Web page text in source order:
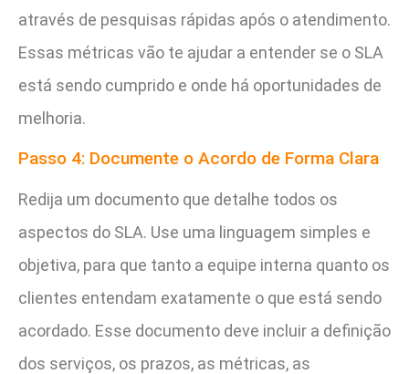
através de pesquisas rápidas após o atendimento.
Essas métricas vão te ajudar a entender se o SLA
está sendo cumprido e onde há oportunidades de
melhoria.
Passo 4: Documente o Acordo de Forma Clara
Redija um documento que detalhe todos os
aspectos do SLA. Use uma linguagem simples e
objetiva, para que tanto a equipe interna quanto os
clientes entendam exatamente o que está sendo
acordado. Esse documento deve incluir a definição
dos serviços, os prazos, as métricas, as